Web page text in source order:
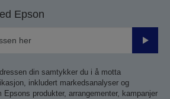
Epson
Send
din samtykker du i å motta
inkludert markedsanalyser og
produkter, arrangementer, kampanjer